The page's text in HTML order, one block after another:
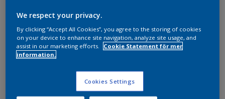
We respect your privacy.
By clicking “Accept All Cookies”, you agree to the storing of cookies
on your device to enhance site navigation, analyze site usage, and
assist in our marketing efforts.
Cookie Statement för mer
information.
Cookies Settings